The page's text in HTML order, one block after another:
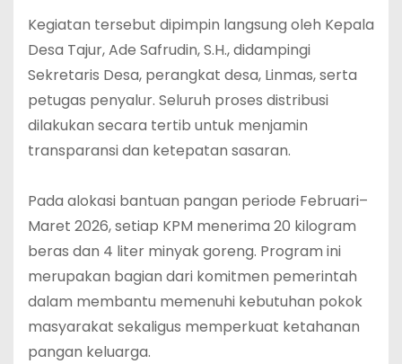
‎Kegiatan tersebut dipimpin langsung oleh Kepala
Desa Tajur, Ade Safrudin, S.H., didampingi
Sekretaris Desa, perangkat desa, Linmas, serta
petugas penyalur. Seluruh proses distribusi
dilakukan secara tertib untuk menjamin
transparansi dan ketepatan sasaran.
‎Pada alokasi bantuan pangan periode Februari–
Maret 2026, setiap KPM menerima 20 kilogram
beras dan 4 liter minyak goreng. Program ini
merupakan bagian dari komitmen pemerintah
dalam membantu memenuhi kebutuhan pokok
masyarakat sekaligus memperkuat ketahanan
pangan keluarga.